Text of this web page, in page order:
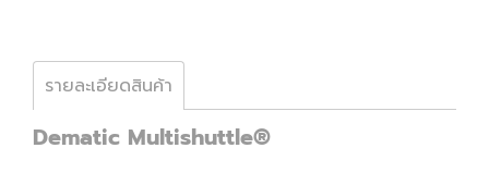
รายละเอียดสินค้า
Dematic Multishuttle®